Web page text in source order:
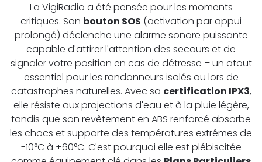
La VigiRadio a été pensée pour les moments
critiques. Son bouton SOS (activation par appui
prolongé) déclenche une alarme sonore puissante
capable d'attirer l'attention des secours et de
signaler votre position en cas de détresse – un atout
essentiel pour les randonneurs isolés ou lors de
catastrophes naturelles. Avec sa certification IPX3,
elle résiste aux projections d'eau et à la pluie légère,
tandis que son revêtement en ABS renforcé absorbe
les chocs et supporte des températures extrêmes de
-10°C à +60°C. C'est pourquoi elle est plébiscitée